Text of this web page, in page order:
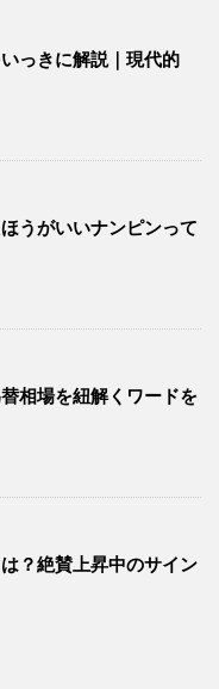
っきに解説｜現代的
うがいいナンピンって
相場を紐解くワードを
？絶賛上昇中のサイン